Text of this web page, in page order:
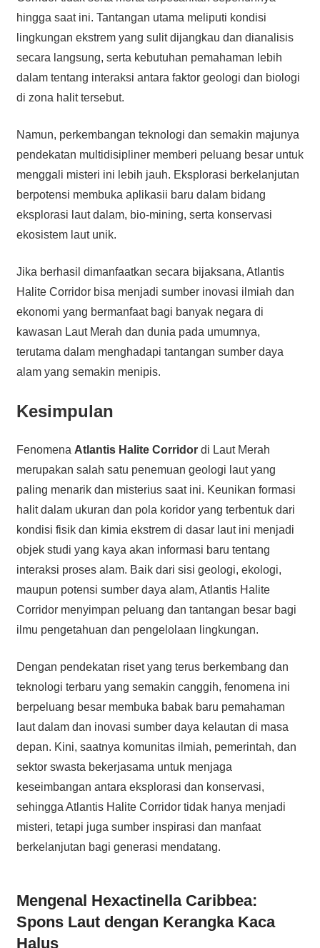
hingga saat ini. Tantangan utama meliputi kondisi
lingkungan ekstrem yang sulit dijangkau dan dianalisis
secara langsung, serta kebutuhan pemahaman lebih
dalam tentang interaksi antara faktor geologi dan biologi
di zona halit tersebut.
Namun, perkembangan teknologi dan semakin majunya
pendekatan multidisipliner memberi peluang besar untuk
menggali misteri ini lebih jauh. Eksplorasi berkelanjutan
berpotensi membuka aplikasii baru dalam bidang
eksplorasi laut dalam, bio-mining, serta konservasi
ekosistem laut unik.
Jika berhasil dimanfaatkan secara bijaksana, Atlantis
Halite Corridor bisa menjadi sumber inovasi ilmiah dan
ekonomi yang bermanfaat bagi banyak negara di
kawasan Laut Merah dan dunia pada umumnya,
terutama dalam menghadapi tantangan sumber daya
alam yang semakin menipis.
Kesimpulan
Fenomena Atlantis Halite Corridordi Laut Merah
merupakan salah satu penemuan geologi laut yang
paling menarik dan misterius saat ini. Keunikan formasi
halit dalam ukuran dan pola koridor yang terbentuk dari
kondisi fisik dan kimia ekstrem di dasar laut ini menjadi
objek studi yang kaya akan informasi baru tentang
interaksi proses alam. Baik dari sisi geologi, ekologi,
maupun potensi sumber daya alam, Atlantis Halite
Corridor menyimpan peluang dan tantangan besar bagi
ilmu pengetahuan dan pengelolaan lingkungan.
Dengan pendekatan riset yang terus berkembang dan
teknologi terbaru yang semakin canggih, fenomena ini
berpeluang besar membuka babak baru pemahaman
laut dalam dan inovasi sumber daya kelautan di masa
depan. Kini, saatnya komunitas ilmiah, pemerintah, dan
sektor swasta bekerjasama untuk menjaga
keseimbangan antara eksplorasi dan konservasi,
sehingga Atlantis Halite Corridor tidak hanya menjadi
misteri, tetapi juga sumber inspirasi dan manfaat
berkelanjutan bagi generasi mendatang.
Mengenal Hexactinella Caribbea:
Spons Laut dengan Kerangka Kaca
Halus